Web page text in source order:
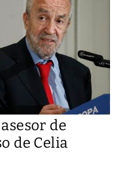
de
de Celia